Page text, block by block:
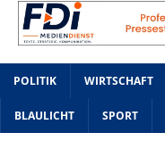
POLITIK WIRTSCHAFT
BLAULICHT SPORT